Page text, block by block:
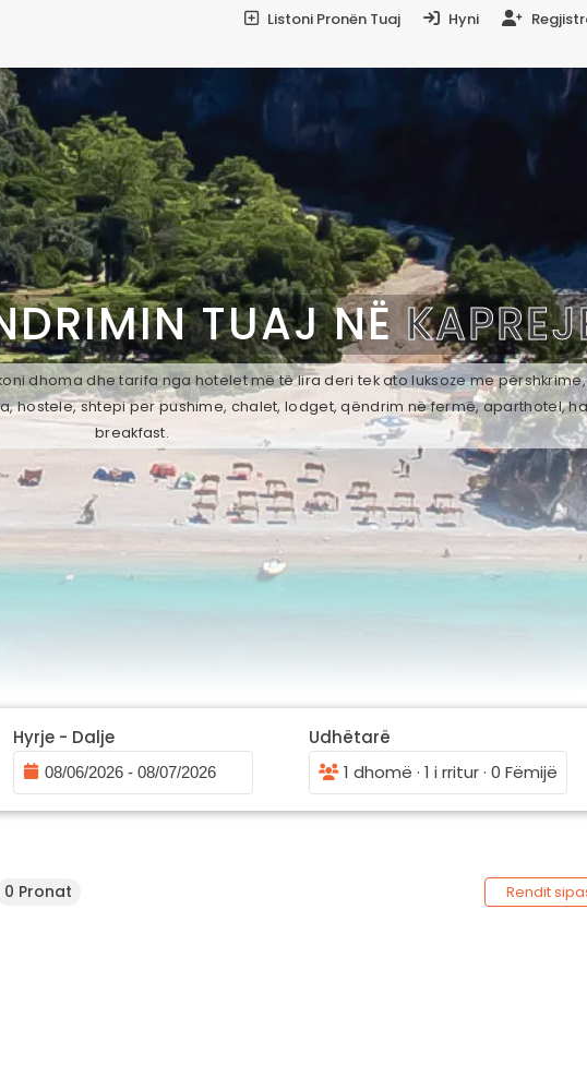
Listoni Pronën Tuaj Hyni
TUAJ NË
dhoma dhe tarifa nga hotelet më të lira deri tek ato luksoze me
hostele, shtepi per pushime, chalet, lodget, qëndrim në fermë, aparthotel,
breakfast.
Hyrje - Dalje
Udhëtarë
1 dhomë · 1 i rritur · 0 Fëmijë
0 Pronat